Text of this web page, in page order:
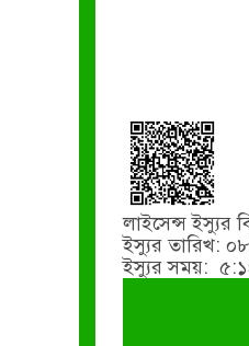
লাইসেন্স ইস্যুর
ইস্যুর তারিখ:
ইস্যুর সময়: